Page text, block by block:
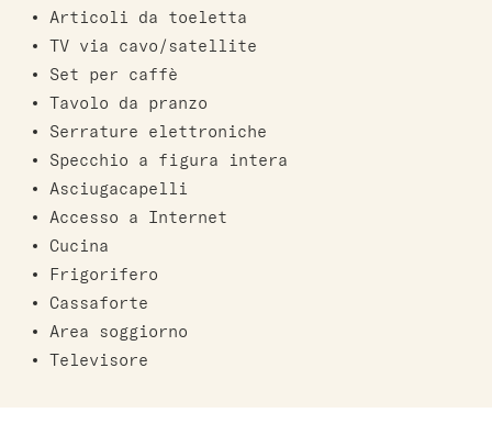
Articoli da toeletta
TV via cavo/satellite
Set per caffè
Tavolo da pranzo
Serrature elettroniche
Specchio a figura intera
Asciugacapelli
Accesso a Internet
Cucina
Frigorifero
Cassaforte
Area soggiorno
Televisore